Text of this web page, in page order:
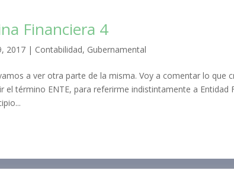
Financiera 4
2017 | Contabilidad, Gubernamental
a ver otra parte de la misma. Voy a comentar lo que
el término ENTE, para referirme indistintamente a Entidad